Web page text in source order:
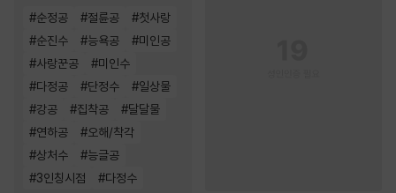
#순정공 #절륜공 #첫사랑
#순진수 #능욕공 #미인공
#사랑꾼공 #미인수
#다정공 #단정수 #일상물
#강공 #집착공 #달달물
#연하공 #오해/착각
#상처수 #능글공
#3인칭시점 #다정수